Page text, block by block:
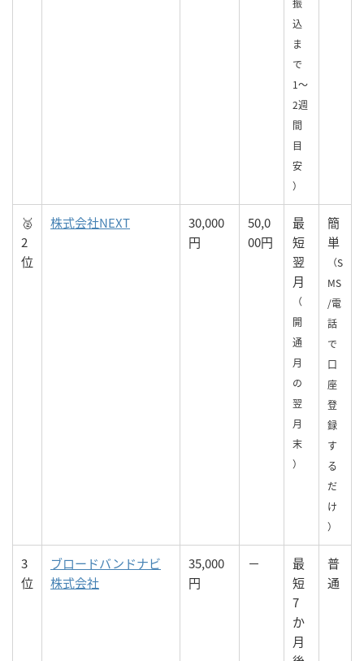
込
ま
で
1〜
2週
間
目
安
）
🥈
2
位
株式会社NEXT
30,000
円
50,0
00円
最
短
翌
月
（
開
通
月
の
翌
月
末
）
簡
単
（S
MS
/電
話
で
口
座
登
録
す
る
だ
け
）
3
位
ブロードバンドナビ
株式会社
35,000
円
－
最
短
7
か
月
普
通